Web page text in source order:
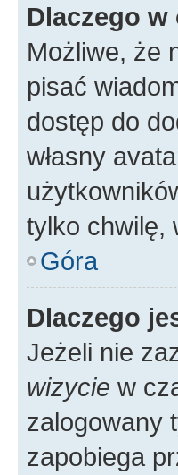
Dlaczego
Możliwe, że
pisać
dostęp do
własny
tylko chwilę,
Góra
Dlaczego
Jeżeli nie
wizycie w
zalogowany
zapobiega